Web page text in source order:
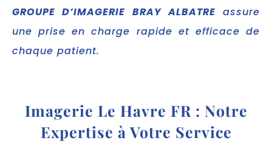
GROUPE D’IMAGERIE BRAY ALBATRE assure
une prise en charge rapide et efficace de
chaque patient.
Imagerie Le Havre FR : Notre
Expertise à Votre Service